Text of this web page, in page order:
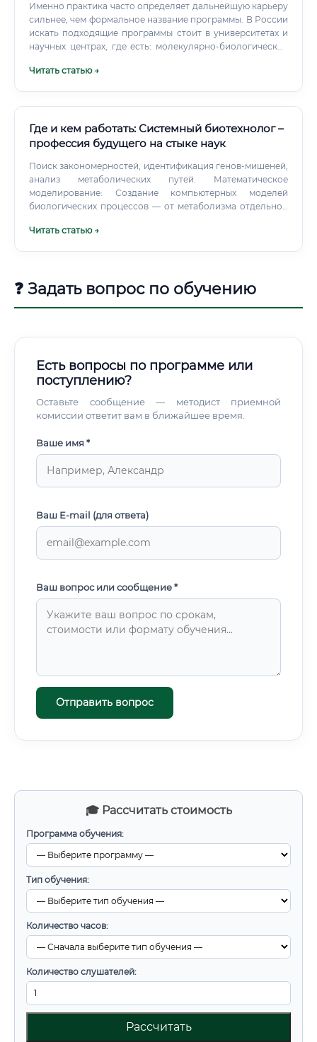
🎓 Рассчитать стоимость
Программа обучения:
Тип обучения:
Количество часов:
Количество слушателей:
Рассчитать
Именно практика часто определяет дальнейшую карьеру
сильнее, чем формальное название программы. В России
искать подходящие программы стоит в университетах и
научных центрах, где есть: молекулярно-биологические
биотехнологии; оборудование для культивирования и
Читать статью →
Где и кем работать: Системный биотехнолог –
профессия будущего на стыке наук
Поиск закономерностей, идентификация генов-мишеней,
анализ метаболических путей. Математическое
моделирование: Создание компьютерных моделей
биологических процессов — от метаболизма отдельной
позволяет прогнозировать, как система отреагирует на
Читать статью →
❓ Задать вопрос по обучению
Есть вопросы по программе или
поступлению?
Оставьте сообщение — методист приемной
комиссии ответит вам в ближайшее время.
Ваше имя *
Ваш E-mail (для ответа)
Ваш вопрос или сообщение *
Отправить вопрос